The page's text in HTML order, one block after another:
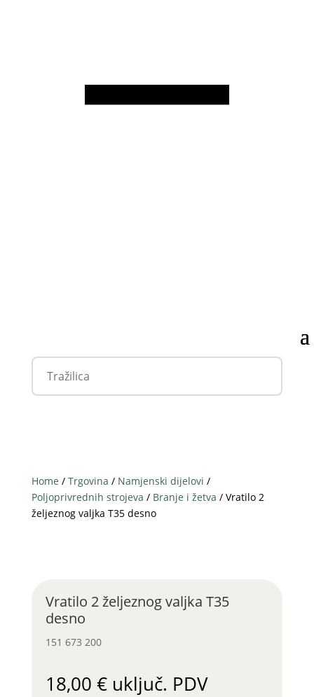
Home / Trgovina / Namjenski dijelovi /
Poljoprivrednih strojeva / Branje i žetva / Vratilo 2
željeznog valjka T35 desno
Vratilo 2 željeznog valjka T35
desno
151 673 200
18,00 € uključ. PDV